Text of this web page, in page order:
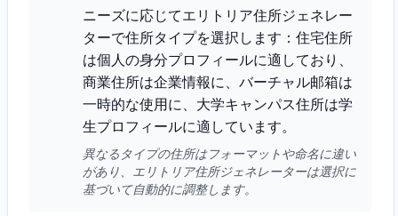
ニーズに応じてエリトリア住所ジェネレー
ターで住所タイプを選択します：住宅住所
は個人の身分プロフィールに適しており、
商業住所は企業情報に、バーチャル邮箱は
一時的な使用に、大学キャンパス住所は学
生プロフィールに適しています。
異なるタイプの住所はフォーマットや命名に違い
があり、エリトリア住所ジェネレーターは選択に
基づいて自動的に調整します。